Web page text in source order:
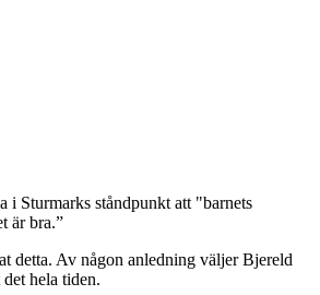
i Sturmarks ståndpunkt att "barnets
är bra.”
detta. Av någon anledning väljer Bjereld
hela tiden.